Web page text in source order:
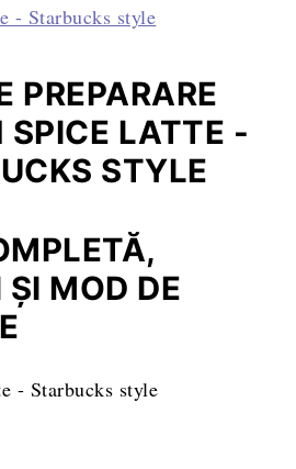
PREPARARE
SPICE LATTE -
STYLE
MOD DE